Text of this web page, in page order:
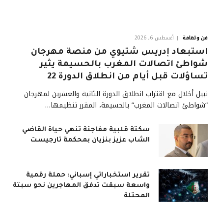
فن وثقافة
أغسطس 6, 2026
استبعاد إدريس شتيوي من منصة مهرجان
شواطئ اتصالات المغرب بالحسيمة يثير
تساؤلات قبل أيام من انطلاق الدورة 22
نبيل أخلال مع اقتراب انطلاق الدورة الثانية والعشرين لمهرجان
“شواطئ اتصالات المغرب” بالحسيمة، المقرر تنظيمها…
سكتة قلبية مفاجئة تنهي حياة القاضي
الشاب عزيز بنزيان بمحكمة تارجيست
تقرير استخباراتي إسباني: حملة رقمية
واسعة سبقت تدفق المهاجرين نحو سبتة
المحتلة